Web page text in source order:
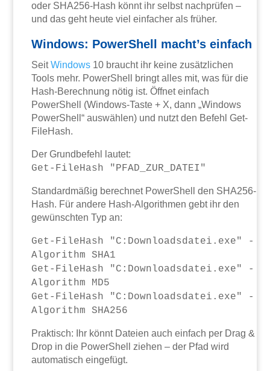
oder SHA256-Hash könnt ihr selbst nachprüfen –
und das geht heute viel einfacher als früher.
Windows: PowerShell macht’s einfach
SeitWindows 10 braucht ihr keine zusätzlichen
Tools mehr. PowerShell bringt alles mit, was für die
Hash-Berechnung nötig ist. Öffnet einfach
PowerShell (Windows-Taste + X, dann „Windows
PowerShell“ auswählen) und nutzt den Befehl Get-
FileHash.
Der Grundbefehl lautet:
Get-FileHash "PFAD_ZUR_DATEI"
Standardmäßig berechnet PowerShell den SHA256-
Hash. Für andere Hash-Algorithmen gebt ihr den
gewünschten Typ an:
Get-FileHash "C:Downloadsdatei.exe" -
Algorithm SHA1
Get-FileHash "C:Downloadsdatei.exe" -
Algorithm MD5
Get-FileHash "C:Downloadsdatei.exe" -
Algorithm SHA256
Praktisch: Ihr könnt Dateien auch einfach per Drag &
Drop in die PowerShell ziehen – der Pfad wird
automatisch eingefügt.